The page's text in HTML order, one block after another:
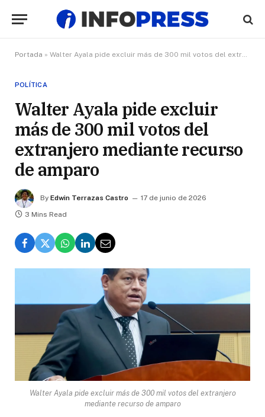
Portada » Walter Ayala pide excluir más de 300 mil votos del extranjero mediante recurso de amparo
POLÍTICA
Walter Ayala pide excluir
más de 300 mil votos del
extranjero mediante recurso
de amparo
By Edwin Terrazas Castro
17 de junio de 2026
3 Mins Read
Walter Ayala pide excluir más de 300 mil votos del extranjero
mediante recurso de amparo